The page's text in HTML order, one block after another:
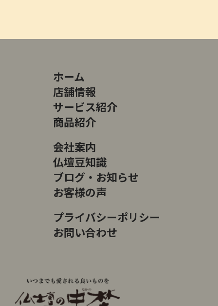
ホーム
店舗情報
サービス紹介
商品紹介
会社案内
仏壇豆知識
ブログ・お知らせ
お客様の声
プライバシーポリシー
お問い合わせ